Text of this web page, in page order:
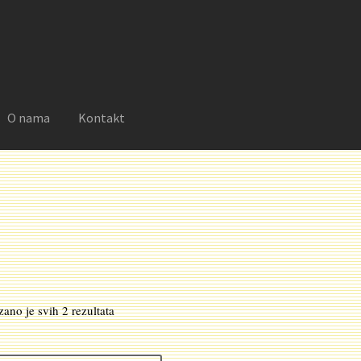
O nama Kontakt
Moj nalogNovostiO namaPlaćanjePrivatnost
je svih 2 rezultataSortirano
po
najnovijem